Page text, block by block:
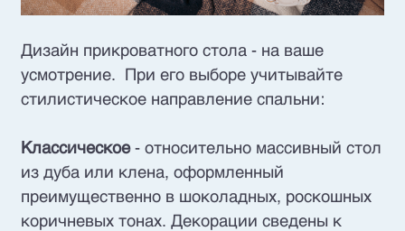
Дизайн прикроватного стола - на ваше
усмотрение. При его выборе учитывайте
стилистическое направление спальни:
Классическое- относительно массивный стол
из дуба или клена, оформленный
преимущественно в шоколадных, роскошных
коричневых тонах. Декорации сведены к